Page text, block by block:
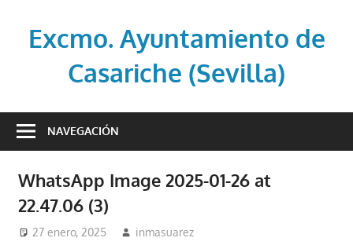
contenidoExcmo. Ayuntamiento de
Casariche (Sevilla)
oficial
de
Casariche
(Sevilla)
NAVEGACIÓN
WhatsApp Image 2025-01-26 at
22.47.06 (3)
27 enero, 2025 inmasuarez